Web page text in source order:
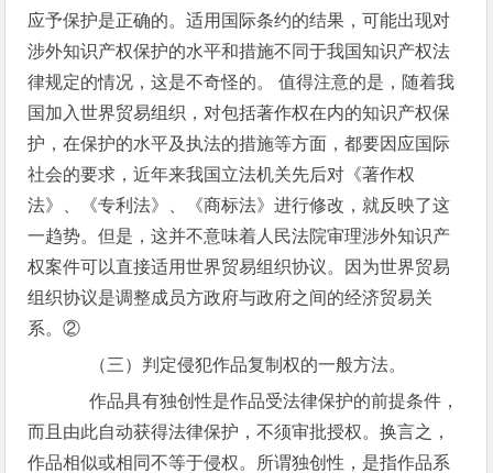
应予保护是正确的。适用国际条约的结果，可能出现对
涉外知识产权保护的水平和措施不同于我国知识产权法
律规定的情况，这是不奇怪的。 值得注意的是，随着我
国加入世界贸易组织，对包括著作权在内的知识产权保
护，在保护的水平及执法的措施等方面，都要因应国际
社会的要求，近年来我国立法机关先后对《著作权
法》、《专利法》、《商标法》进行修改，就反映了这
一趋势。但是，这并不意味着人民法院审理涉外知识产
权案件可以直接适用世界贸易组织协议。因为世界贸易
组织协议是调整成员方政府与政府之间的经济贸易关
系。②
（三）判定侵犯作品复制权的一般方法。
作品具有独创性是作品受法律保护的前提条件，
而且由此自动获得法律保护，不须审批授权。换言之，
作品相似或相同不等于侵权。所谓独创性，是指作品系